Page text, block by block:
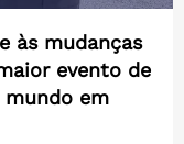
às mudanças
evento de
em